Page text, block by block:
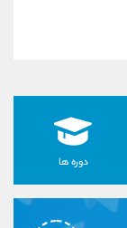
دوره ها